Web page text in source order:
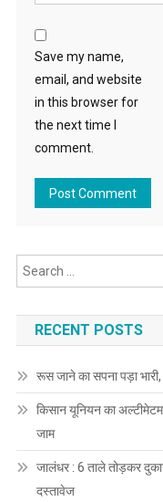
Save my name,
email, and website
in this browser for
the next time I
comment.
RECENT POSTS
रूस जाने का सपना पड़ा
किसान यूनियन का
जाम
जालंधर : 6 ताले तोड़कर
दस्तावेज